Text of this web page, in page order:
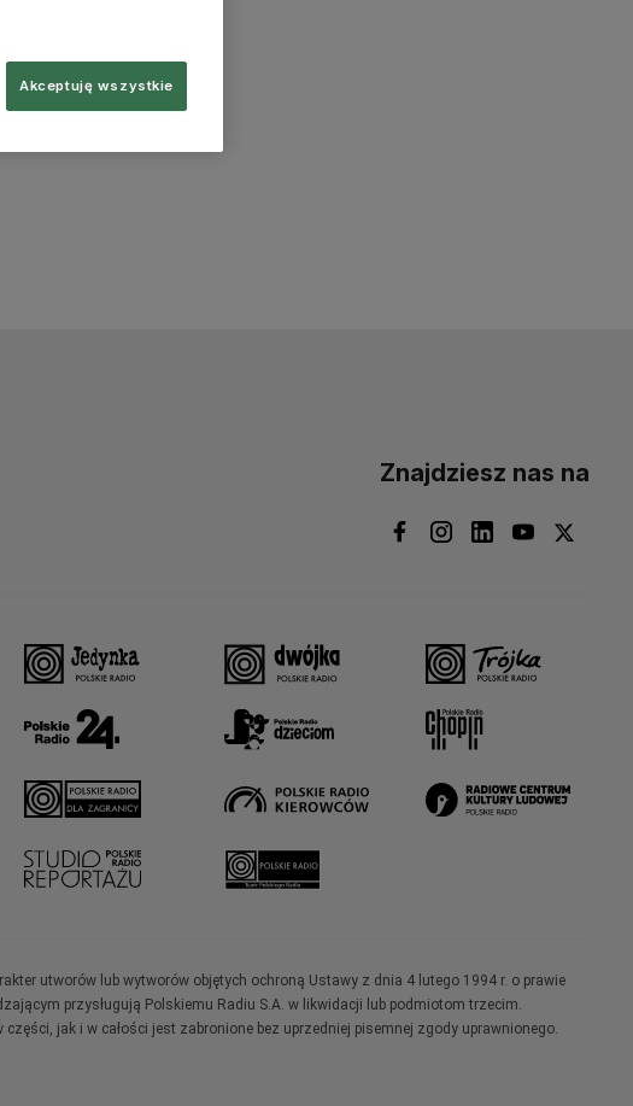
Znajdziesz nas na
utworów lub wytworów objętych ochroną Ustawy z dnia 4 lutego 1994 r. o prawie
przysługują Polskiemu Radiu S.A. w likwidacji lub podmiotom trzecim.
jak i w całości jest zabronione bez uprzedniej pisemnej zgody uprawnionego.
Akceptuję wszystkie